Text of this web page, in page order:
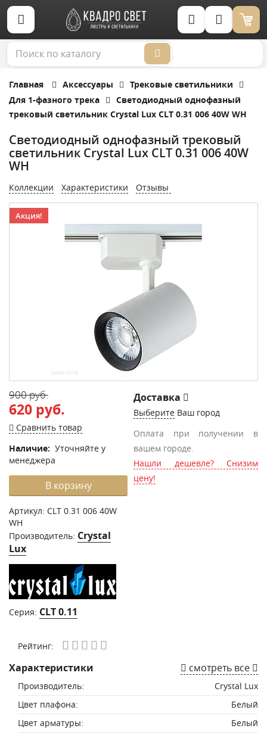
Корзина (0)
Главная Аксессуары
Трековые светильники
Для 1-фазного трека
Светодиодный однофазный
трековый светильник Crystal Lux CLT 0.31 006 40W WH
Светодиодный однофазный трековый
светильник Crystal Lux CLT 0.31 006 40W
WH
Коллекции Характеристики Отзывы
Акция!
900 руб.
620 руб.
Сравнить товар
Наличие: Уточняйте у
менеджера
В корзину
Артикул: CLT 0.31 006 40W
WH
Производитель: Crystal
Lux
Серия: CLT 0.11
Доставка
Выберите Ваш город
Оплата при получении в
вашем городе.
Нашли дешевле? Снизим
цену!
Рейтинг:
Характеристики смотреть все
Производитель:
Crystal Lux
Цвет плафона:
Белый
Цвет арматуры:
Белый